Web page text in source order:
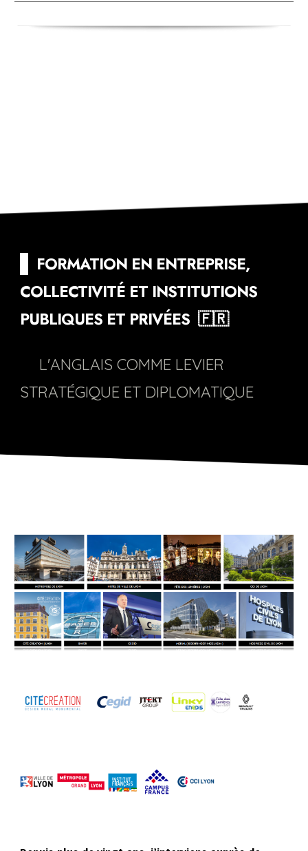
FORMATION EN ENTREPRISE,
COLLECTIVITÉ ET INSTITUTIONS
PUBLIQUES ET PRIVÉES 🇫🇷
L'ANGLAIS COMME LEVIER
STRATÉGIQUE ET DIPLOMATIQUE